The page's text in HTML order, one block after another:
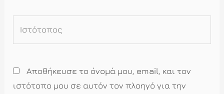
Αποθήκευσε το όνομά μου, email, και τον
ιστότοπο μου σε αυτόν τον πλοηγό για την